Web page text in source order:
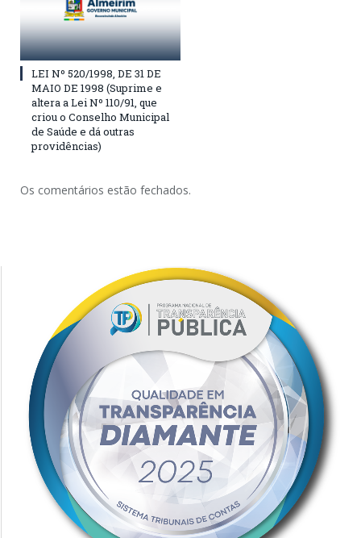
LEI Nº 520/1998, DE 31 DE
MAIO DE 1998 (Suprime e
altera a Lei Nº 110/91, que
criou o Conselho Municipal
de Saúde e dá outras
providências)
Os comentários estão fechados.